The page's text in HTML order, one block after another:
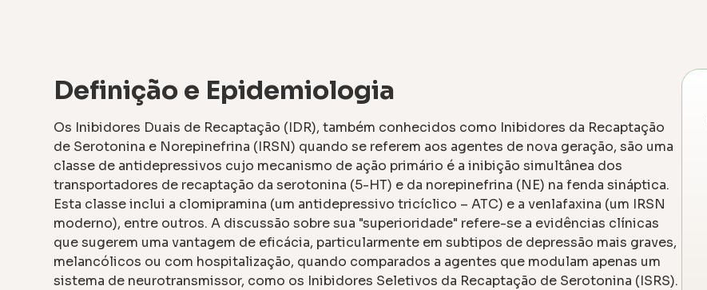
Definição e Epidemiologia
Os Inibidores Duais de Recaptação (IDR), também conhecidos como Inibidores da Recaptação
de Serotonina e Norepinefrina (IRSN) quando se referem aos agentes de nova geração, são uma
classe de antidepressivos cujo mecanismo de ação primário é a inibição simultânea dos
transportadores de recaptação da serotonina (5-HT) e da norepinefrina (NE) na fenda sináptica.
Esta classe inclui a clomipramina (um antidepressivo tricíclico – ATC) e a venlafaxina (um IRSN
moderno), entre outros. A discussão sobre sua "superioridade" refere-se a evidências clínicas
que sugerem uma vantagem de eficácia, particularmente em subtipos de depressão mais graves,
melancólicos ou com hospitalização, quando comparados a agentes que modulam apenas um
sistema de neurotransmissor, como os Inibidores Seletivos da Recaptação de Serotonina (ISRS).